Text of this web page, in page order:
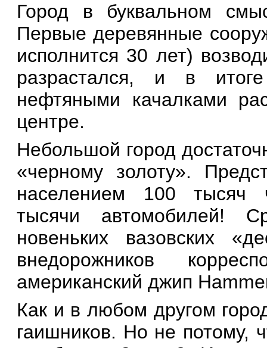
Город в буквальном
Первые деревянные
исполнится 30 лет)
разрастался, и в
нефтяными качалками
центре.
Небольшой город
«черному золоту».
населением 100 тысяч
тысячи автомобилей!
новеньких вазовских
внедорожников
американский джип
Как и в любом другом
гаишников. Но не потому,